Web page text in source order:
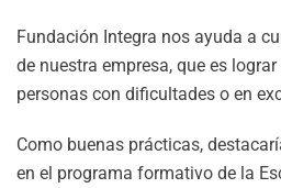
Fundación Integra nos ayuda a
de nuestra empresa, que es
personas con dificultades o en
Como buenas prácticas,
en el programa formativo de la